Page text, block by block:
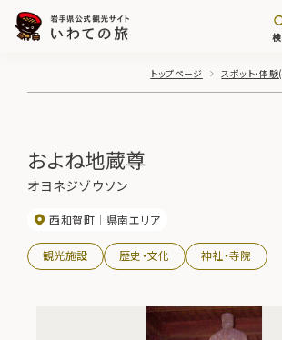
トップページ スポット・体
およね地蔵尊
オヨネジゾウソン
西和賀町 県南エリア
観光施設 歴史・文化 神社・寺院